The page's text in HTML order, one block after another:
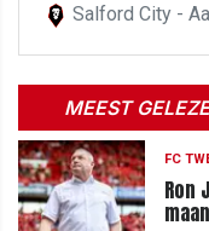
Salford City -
MEEST
FC
Ron